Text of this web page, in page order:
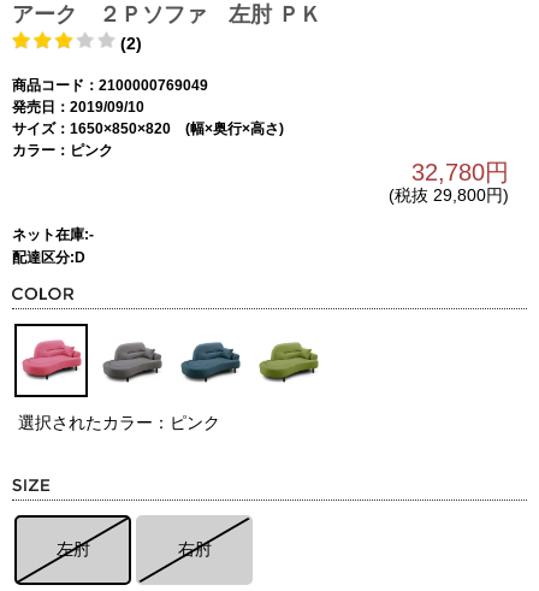
アーク ２Ｐソファ 左肘 ＰＫ
(2)
商品コード：2100000769049
発売日：2019/09/10
サイズ：1650×850×820 (幅×奥行×高さ)
カラー：ピンク
32,780円
(税抜 29,800円)
ネット在庫:-
配達区分:D
選択されたカラー：ピンク
左肘 右肘